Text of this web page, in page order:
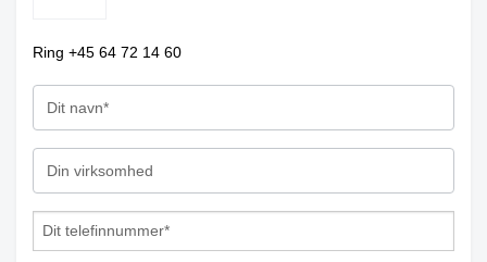
Ring +45 64 72 14 60